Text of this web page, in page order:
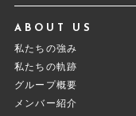
ABOUT US
私たちの強み
私たちの軌跡
グループ概要
メンバー紹介